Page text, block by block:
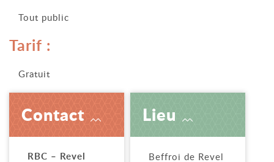
Tout public
Tarif :
Gratuit
Contact
RBC – Revel
Lieu
Beffroi de Revel